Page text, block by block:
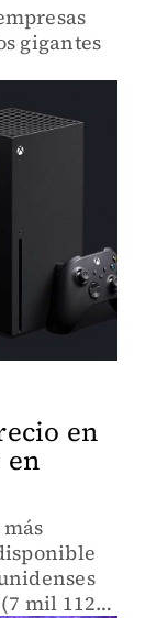
gigantes
en
en
mil 112